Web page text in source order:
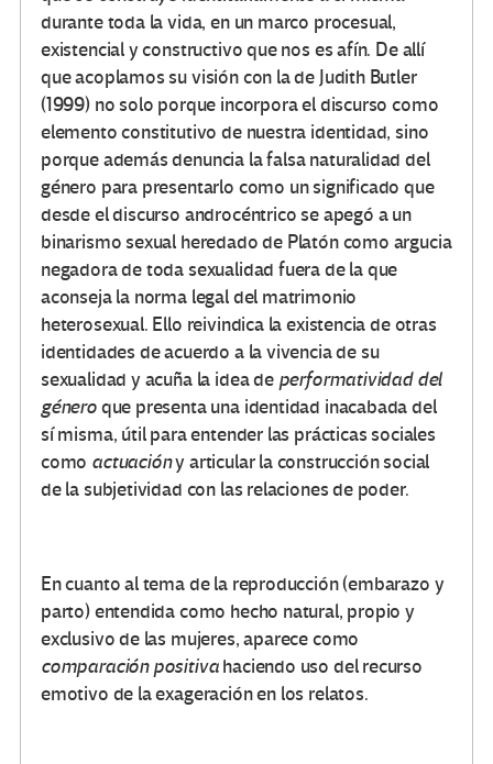
durante toda la vida, en un marco procesual,
existencial y constructivo que nos es afín. De allí
que acoplamos su visión con la de Judith Butler
(1999) no solo porque incorpora el discurso como
elemento constitutivo de nuestra identidad, sino
porque además denuncia la falsa naturalidad del
género para presentarlo como un significado que
desde el discurso androcéntrico se apegó a un
binarismo sexual heredado de Platón como argucia
negadora de toda sexualidad fuera de la que
aconseja la norma legal del matrimonio
heterosexual. Ello reivindica la existencia de otras
identidades de acuerdo a la vivencia de su
sexualidad y acuña la idea de performatividad del
géneroque presenta una identidad inacabada del
sí misma, útil para entender las prácticas sociales
como actuacióny articular la construcción social
de la subjetividad con las relaciones de poder.
En cuanto al tema de la reproducción (embarazo y
parto) entendida como hecho natural, propio y
exclusivo de las mujeres, aparece como
comparación positivahaciendo uso del recurso
emotivo de la exageración en los relatos.